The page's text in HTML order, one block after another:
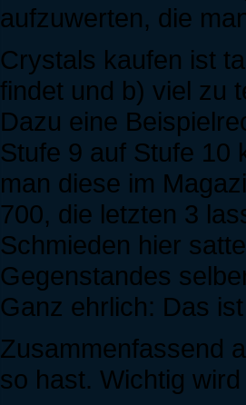
aufzuwerten, die
Crystals kaufen ist
findet und b) viel zu
Dazu eine
Stufe 9 auf Stufe 10
man diese im
700, die letzten 3
Schmieden hier
Gegenstandes
Ganz ehrlich: Das
Zusammenfassend
so hast. Wichtig